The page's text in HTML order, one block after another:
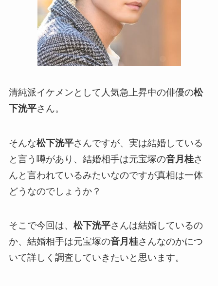
清純派イケメンとして人気急上昇中の俳優の松
下洸平さん。
そんな松下洸平さんですが、実は結婚している
と言う噂があり、結婚相手は元宝塚の音月桂さ
んと言われているみたいなのですが真相は一体
どうなのでしょうか？
そこで今回は、 松下洸平さんは結婚しているの
か、結婚相手は元宝塚の音月桂さんなのかにつ
いて詳しく調査していきたいと思います。